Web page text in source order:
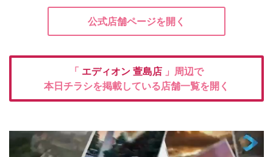
公式店舗ページを開く
「 エディオン 萱島店 」周辺で
本日チラシを掲載している店舗一覧を開く